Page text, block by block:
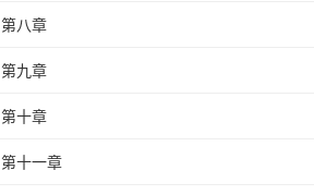
第八章
第九章
第十章
第十一章